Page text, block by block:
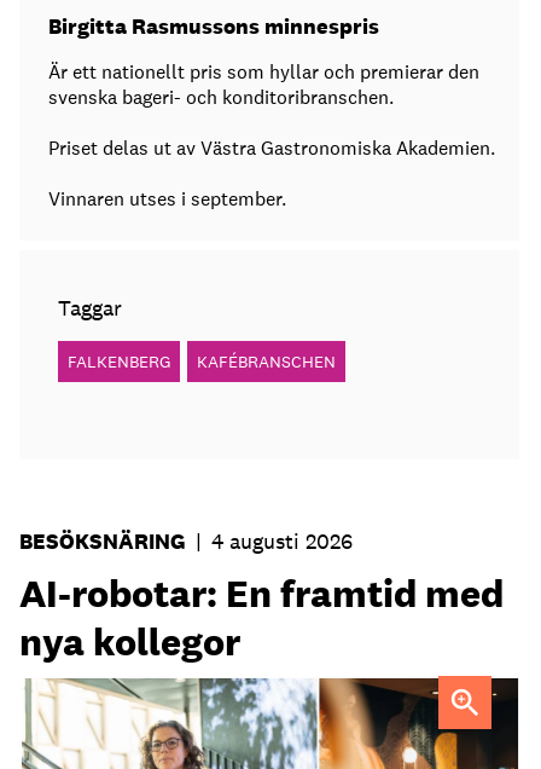
Birgitta Rasmussons minnespris
Är ett nationellt pris som hyllar och premierar den
svenska bageri- och konditoribranschen.
Priset delas ut av Västra Gastronomiska Akademien.
Vinnaren utses i september.
Taggar
FALKENBERG KAFÉBRANSCHEN
BESÖKSNÄRING | 4 augusti 2026
AI-robotar: En framtid med
nya kollegor
Professor Kristina Palm FOTO: Theresia Viska FOTO:
Dylan Calluy / Unsplash